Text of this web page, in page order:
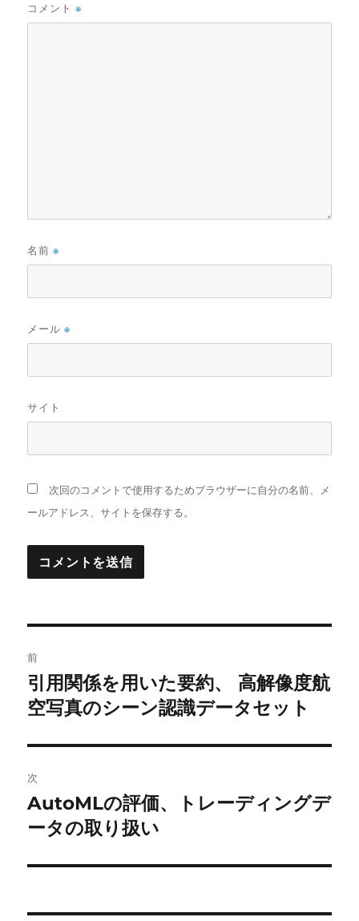
コメント※
名前※
メール※
サイト
次回のコメントで使用するためブラウザーに自分の名前、メ
ールアドレス、サイトを保存する。
稿
ナ
ビ
ゲ
ー
ン
前
前
の
稿:
引用関係を用いた要約、 高解像度航
空写真のシーン認識データセット
次
次
の
稿:
AutoMLの評価、トレーディングデ
ータの取り扱い